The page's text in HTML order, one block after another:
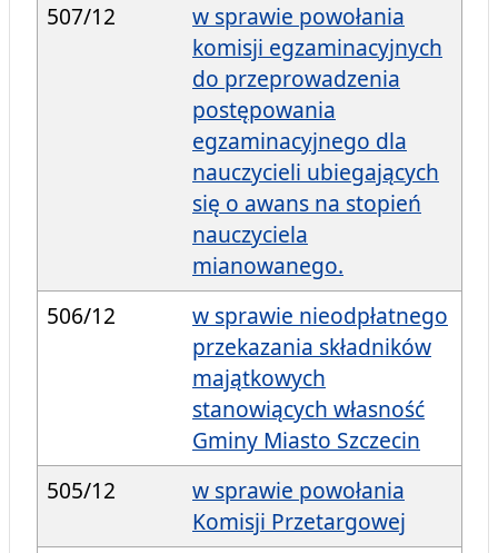
507/12
w sprawie powołania
komisji egzaminacyjnych
do przeprowadzenia
postępowania
egzaminacyjnego dla
nauczycieli ubiegających
się o awans na stopień
nauczyciela
mianowanego.
506/12
w sprawie nieodpłatnego
przekazania składników
majątkowych
stanowiących własność
Gminy Miasto Szczecin
505/12
w sprawie powołania
Komisji Przetargowej